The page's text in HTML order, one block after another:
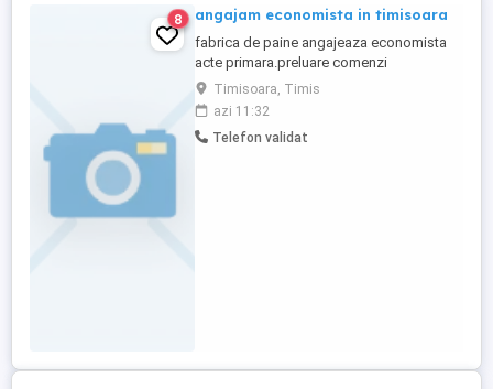
8 angajam economista in timisoara
fabrica de paine angajeaza economista
acte primara.preluare comenzi
.facturare,avizare . se lucreaza sambata.
Timisoara, Timis
azi 11:32
Telefon validat